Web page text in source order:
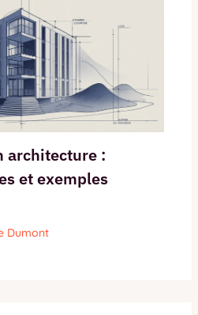
architecture :
et exemples
Dumont